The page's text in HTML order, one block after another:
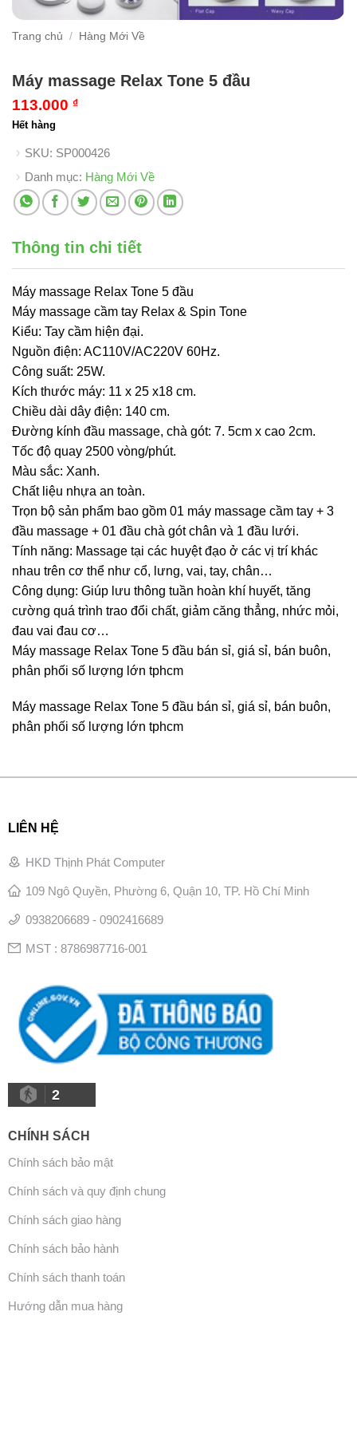
Trang chủ / Hàng Mới Về
Máy massage Relax Tone 5 đầu
113.000 ₫
Hết hàng
SKU: SP000426
Danh mục: Hàng Mới Về
Thông tin chi tiết
Máy massage Relax Tone 5 đầu
Máy massage cầm tay Relax & Spin Tone
Kiểu: Tay cầm hiện đại.
Nguồn điện: AC110V/AC220V 60Hz.
Công suất: 25W.
Kích thước máy: 11 x 25 x18 cm.
Chiều dài dây điện: 140 cm.
Đường kính đầu massage, chà gót: 7. 5cm x cao 2cm.
Tốc độ quay 2500 vòng/phút.
Màu sắc: Xanh.
Chất liệu nhựa an toàn.
Trọn bộ sản phẩm bao gồm 01 máy massage cầm tay + 3
đầu massage + 01 đầu chà gót chân và 1 đầu lưới.
Tính năng: Massage tại các huyệt đạo ở các vị trí khác
nhau trên cơ thể như cổ, lưng, vai, tay, chân…
Công dụng: Giúp lưu thông tuần hoàn khí huyết, tăng
cường quá trình trao đổi chất, giảm căng thẳng, nhức mỏi,
đau vai đau cơ…
Máy massage Relax Tone 5 đầu bán sỉ, giá sỉ, bán buôn,
phân phối số lượng lớn tphcm
Máy massage Relax Tone 5 đầu bán sỉ, giá sỉ, bán buôn,
phân phối số lượng lớn tphcm
LIÊN HỆ
HKD Thịnh Phát Computer
109 Ngô Quyền, Phường 6, Quận 10, TP. Hồ Chí Minh
0938206689 - 0902416689
MST : 8786987716-001
2
CHÍNH SÁCH
Chính sách bảo mật
Chính sách và quy định chung
Chính sách giao hàng
Chính sách bảo hành
Chính sách thanh toán
Hướng dẫn mua hàng